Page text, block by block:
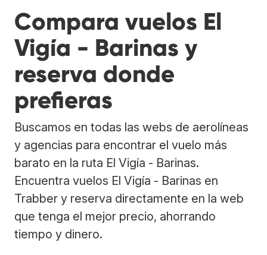
Compara vuelos El
Vigía - Barinas y
reserva donde
prefieras
Buscamos en todas las webs de aerolíneas
y agencias para encontrar el vuelo más
barato en la ruta El Vigía - Barinas.
Encuentra vuelos El Vigía - Barinas en
Trabber y reserva directamente en la web
que tenga el mejor precio, ahorrando
tiempo y dinero.